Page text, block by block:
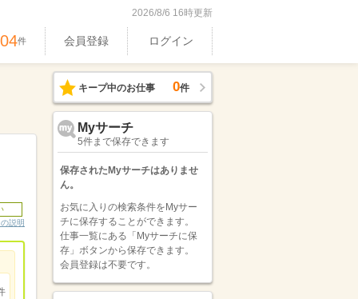
2026/8/6 16時更新
件 会員登録 ログイン
説明
キープ中のお仕事 0件
Myサーチ
5件まで保存できます
保存されたMyサーチはありませ
ん。
お気に入りの検索条件をMyサー
チに保存することができます。
仕事一覧にある「Myサーチに保
存」ボタンから保存できます。
会員登録は不要です。